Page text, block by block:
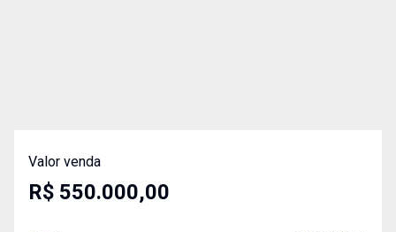
Valor venda
R$ 550.000,00